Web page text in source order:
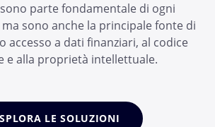
parte fondamentale di ogni
ma sono anche la principale fonte di
accesso a dati finanziari, al codice
e alla proprietà intellettuale.
LE SOLUZIONI